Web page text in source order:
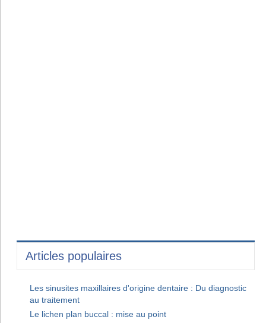
Articles populaires
Les sinusites maxillaires d'origine dentaire : Du diagnostic
au traitement
Le lichen plan buccal : mise au point